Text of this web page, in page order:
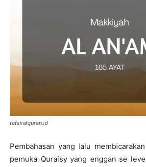
tafsiralquran.id
Pembahasan yang lalu
pemuka Quraisy yang enggan se